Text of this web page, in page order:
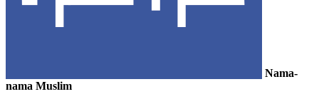
Nama-
nama Muslim